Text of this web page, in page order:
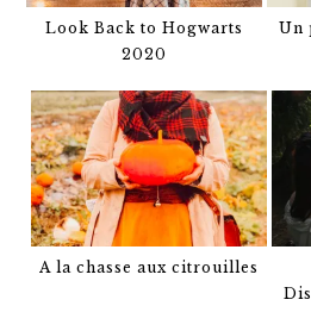
Look Back to Hogwarts
2020
Un
A la chasse aux citrouilles